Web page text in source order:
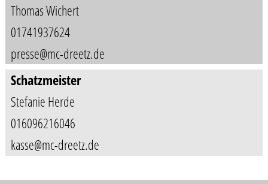
Thomas Wichert
01741937624
presse@mc-dreetz.de
Schatzmeister
Stefanie Herde
016096216046
kasse@mc-dreetz.de